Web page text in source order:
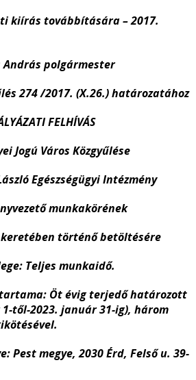
kiírás továbbítására – 2017.
András polgármester
274 /2017. (X.26.) határozatához
FELHÍVÁS
Jogú Város Közgyűlése
Egészségügyi Intézmény
munkakörének
történő betöltésére
Teljes munkaidő.
Öt évig terjedő határozott
től-2023. január 31-ig), három
Pest megye, 2030 Érd, Felső u. 39-